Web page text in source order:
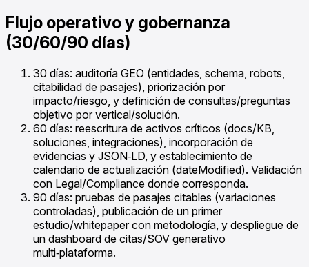
Flujo operativo y gobernanza
(30/60/90 días)
30 días: auditoría GEO (entidades, schema, robots,
citabilidad de pasajes), priorización por
impacto/riesgo, y definición de consultas/preguntas
objetivo por vertical/solución.
60 días: reescritura de activos críticos (docs/KB,
soluciones, integraciones), incorporación de
evidencias y JSON‑LD, y establecimiento de
calendario de actualización (dateModified). Validación
con Legal/Compliance donde corresponda.
90 días: pruebas de pasajes citables (variaciones
controladas), publicación de un primer
estudio/whitepaper con metodología, y despliegue de
un dashboard de citas/SOV generativo
multi‑plataforma.